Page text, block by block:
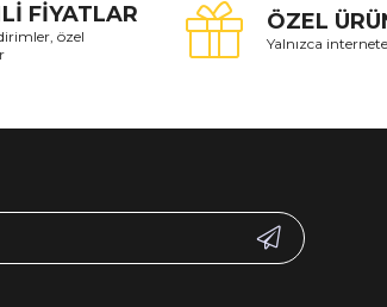
FİYATLAR
özel
ÖZEL
Yalnızca